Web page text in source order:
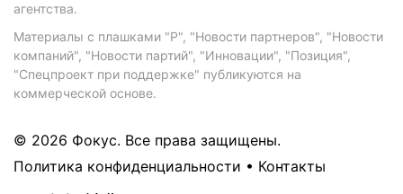
агентства.
Материалы с плашками "Р", "Новости партнеров", "Новости
компаний", "Новости партий", "Инновации", "Позиция",
"Спецпроект при поддержке" публикуются на
коммерческой основе.
© 2026 Фокус. Все права защищены.
Политика конфиденциальности • Контакты